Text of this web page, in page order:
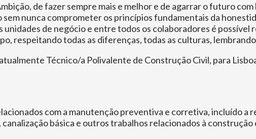
de fazer sempre mais e melhor e de agarrar o futuro
nunca comprometer os princípios fundamentais da
de negócio e entre todos os colaboradores é
respeitando todas as diferenças, todas as culturas,
Técnico/a Polivalente de Construção Civil, para
com a manutenção preventiva e corretiva, incluído a
básica e outros trabalhos relacionados à construção